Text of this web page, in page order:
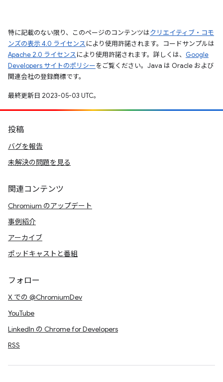
特に記載のない限り、このページのコンテンツはクリエイティブ・コモ
ンズの表示 4.0 ライセンスにより使用許諾されます。コードサンプルは
Apache 2.0 ライセンスにより使用許諾されます。詳しくは、 Google
Developers サイトのポリシーをご覧ください。Java は Oracle および
関連会社の登録商標です。
最終更新日 2023-05-03 UTC。
投稿
バグを報告
未解決の問題を見る
関連コンテンツ
Chromium のアップデート
事例紹介
アーカイブ
ポッドキャストと番組
フォロー
X での @ChromiumDev
YouTube
LinkedIn の Chrome for Developers
RSS